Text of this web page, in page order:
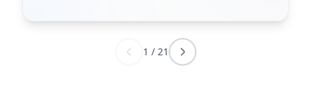
1 / 21